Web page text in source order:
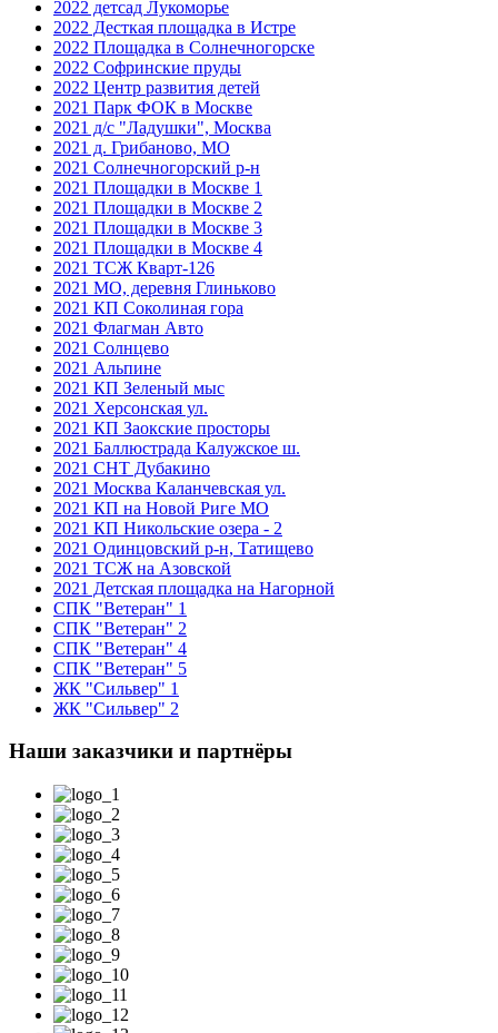
2022 детсад Лукоморье
2022 Десткая площадка в Истре
2022 Площадка в Солнечногорске
2022 Софринские пруды
2022 Центр развития детей
2021 Парк ФОК в Москве
2021 д/с "Ладушки", Москва
2021 д. Грибаново, МО
2021 Солнечногорский р-н
2021 Площадки в Москве 1
2021 Площадки в Москве 2
2021 Площадки в Москве 3
2021 Площадки в Москве 4
2021 ТСЖ Кварт-126
2021 МО, деревня Глиньково
2021 КП Соколиная гора
2021 Флагман Авто
2021 Солнцево
2021 Альпине
2021 КП Зеленый мыс
2021 Херсонская ул.
2021 КП Заокские просторы
2021 Баллюстрада Калужское ш.
2021 СНТ Дубакино
2021 Москва Каланчевская ул.
2021 КП на Новой Риге МО
2021 КП Никольские озера - 2
2021 Одинцовский р-н, Татищево
2021 ТСЖ на Азовской
2021 Детская площадка на Нагорной
СПК "Ветеран" 1
СПК "Ветеран" 2
СПК "Ветеран" 4
СПК "Ветеран" 5
ЖК "Сильвер" 1
ЖК "Сильвер" 2
Наши заказчики и партнёры